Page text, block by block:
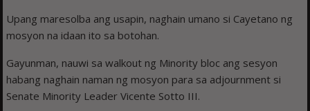
Upang maresolba ang usapin, naghain umano si Cayetano ng
mosyon na idaan ito sa botohan.
Gayunman, nauwi sa walkout ng Minority bloc ang sesyon
habang naghain naman ng mosyon para sa adjournment si
Senate Minority Leader Vicente Sotto III.